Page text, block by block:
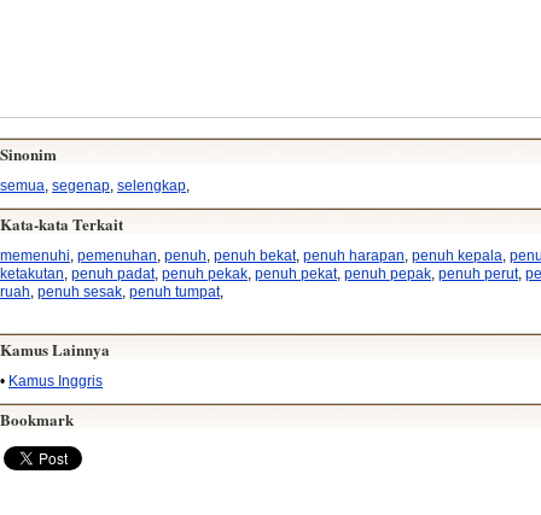
Sinonim
semua segenap selengkap
Kata-kata Terkait
memenuhi, pemenuhan, penuh, penuh bekat, penuh harapan, penuh kepala,
ketakutan, penuh padat, penuh pekak, penuh pekat, penuh pepak, penuh perut,
ruah, penuh sesak, penuh tumpat,
Kamus Lainnya
• Kamus Inggris
Bookmark